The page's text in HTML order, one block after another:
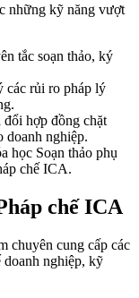
những kỹ năng vượt
tắc soạn thảo, ký
các rủi ro pháp lý
hợp đồng chặt
doanh nghiệp.
học Soạn thảo phụ
chế ICA.
chế ICA
chuyên cung cấp các
doanh nghiệp, kỹ